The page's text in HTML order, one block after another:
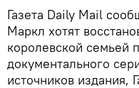
Газета Daily Mail
Маркл хотят
королевской семьей
документального
источников издания,